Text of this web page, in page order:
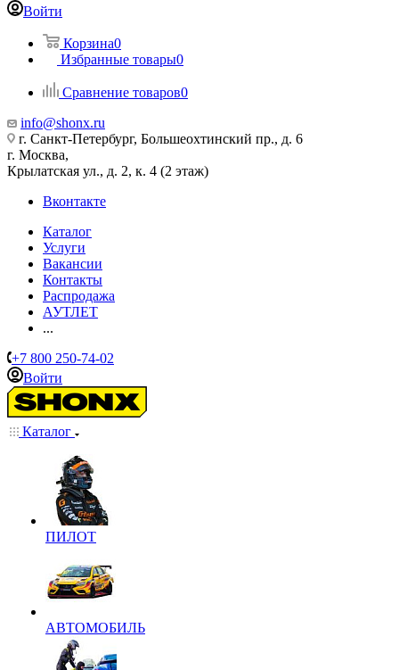
Войти
Корзина0
Избранные товары0
Сравнение товаров0
info@shonx.ru
г. Санкт-Петербург, Большеохтинский пр., д. 6
г. Москва,
Крылатская ул., д. 2, к. 4 (2 этаж)
Вконтакте
Каталог
Услуги
Вакансии
Контакты
Распродажа
АУТЛЕТ
...
+7 800 250-74-02
Войти
Каталог
ПИЛОТ
АВТОМОБИЛЬ